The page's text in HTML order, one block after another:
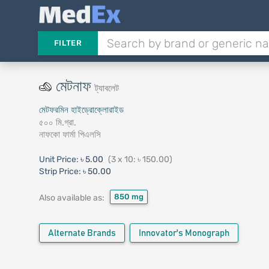
FILTER
মেটনাফট্যাবলেট
মেটফরমিন হাইড্রোক্লোরাইড
৫০০ মি.গ্রা.
নাফকো ফার্মা পিএলসি
Unit Price: ৳ 5.00 (3 x 10: ৳ 150.00)
Strip Price: ৳ 50.00
Also available as: 850 mg
Alternate Brands Innovator's Monograph